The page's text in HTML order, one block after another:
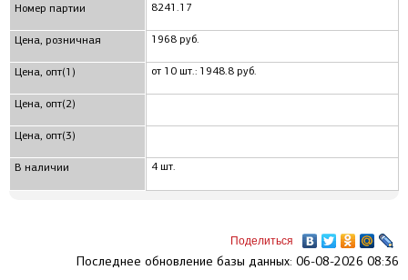
Номер партии
Цена, розничная
Цена, опт(1)
Цена, опт(2)
Цена, опт(3)
В наличии
8241.17
1968 руб.
от 10 шт.: 1948.8 руб.
4 шт.
Поделиться
Последнее обновление базы данных: 06-08-2026 08:36